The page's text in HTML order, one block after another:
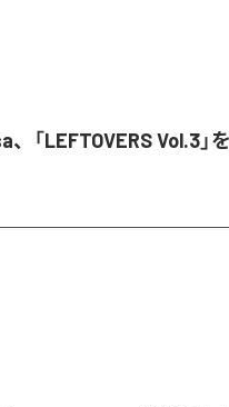
「LEFTOVERS Vol.3」